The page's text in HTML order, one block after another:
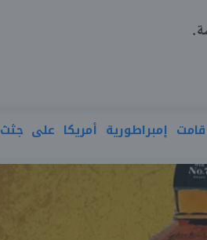
إمبراطورية أمريكا على جثث